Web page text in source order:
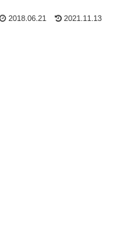
2018.06.21 2021.11.13